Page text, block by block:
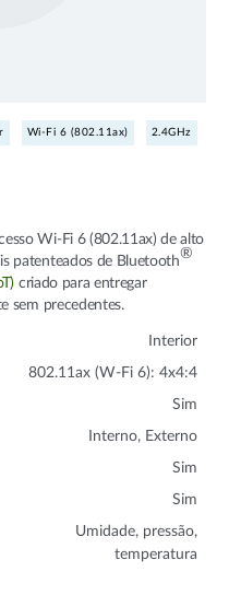
Wi-Fi 6 (802.11ax) 2.4GHz
Wi-Fi 6 (802.11ax) de alto
patenteados de Bluetooth®
criado para entregar
sem precedentes.
Interior
802.11ax (W-Fi 6): 4x4:4
Sim
Interno, Externo
Sim
Sim
Umidade, pressão,
temperatura